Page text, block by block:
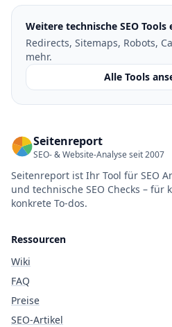
Weitere technische SEO Tools
Redirects, Sitemaps, Robots,
mehr.
Alle Tools
Seitenreport
SEO- & Website-Analyse seit 2007
Seitenreport ist Ihr Tool für SEO
und technische SEO Checks – für
konkrete To-dos.
Ressourcen
Wiki
FAQ
Preise
SEO-Artikel